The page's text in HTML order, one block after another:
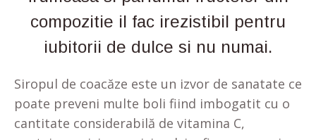
compozitie il fac irezistibil pentru
iubitorii de dulce si nu numai.
Siropul de coacăze este un izvor de sanatate ce
poate preveni multe boli fiind imbogatit cu o
cantitate considerabilă de vitamina C,